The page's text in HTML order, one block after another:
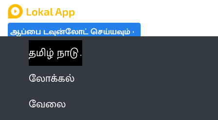
ஆப்பை டவுன்லோட் செய்யவும்
தமிழ் நாடு
லோக்கல்
வேலை